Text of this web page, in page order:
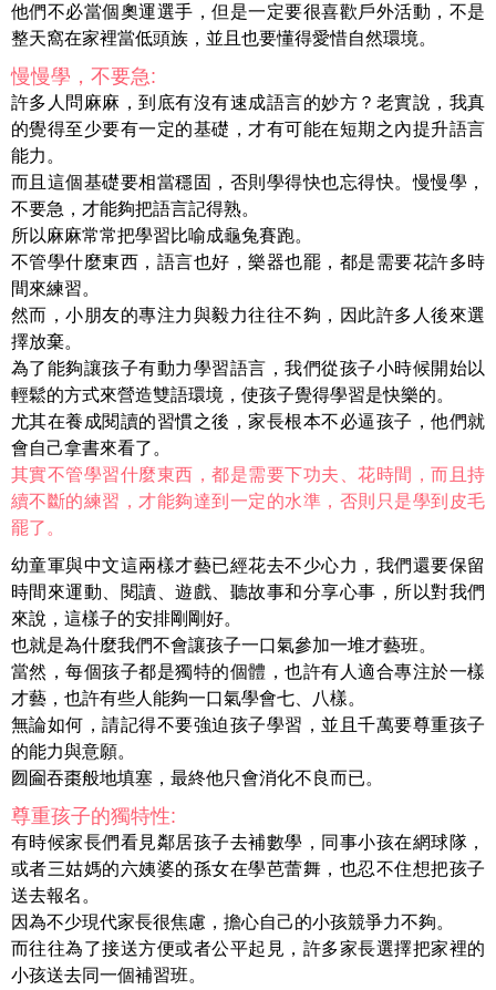
他們不必當個奧運選手，但是一定要很喜歡戶外活動，不是
整天窩在家裡當低頭族，並且也要懂得愛惜自然環境。
慢慢學，不要急:
許多人問麻麻，到底有沒有速成語言的妙方？老實說，我真
的覺得至少要有一定的基礎，才有可能在短期之內提升語言
能力。
而且這個基礎要相當穩固，否則學得快也忘得快。慢慢學，
不要急，才能夠把語言記得熟。
所以麻麻常常把學習比喻成龜兔賽跑。
不管學什麼東西，語言也好，樂器也罷，都是需要花許多時
間來練習。
然而，小朋友的專注力與毅力往往不夠，因此許多人後來選
擇放棄。
為了能夠讓孩子有動力學習語言，我們從孩子小時候開始以
輕鬆的方式來營造雙語環境，使孩子覺得學習是快樂的。
尤其在養成閱讀的習慣之後，家長根本不必逼孩子，他們就
會自己拿書來看了。
其實不管學習什麼東西，都是需要下功夫、花時間，而且持
續不斷的練習，才能夠達到一定的水準，否則只是學到皮毛
罷了。
幼童軍與中文這兩樣才藝已經花去不少心力，我們還要保留
時間來運動、閱讀、遊戲、聽故事和分享心事，所以對我們
來說，這樣子的安排剛剛好。
也就是為什麼我們不會讓孩子一口氣參加一堆才藝班。
當然，每個孩子都是獨特的個體，也許有人適合專注於一樣
才藝，也許有些人能夠一口氣學會七、八樣。
無論如何，請記得不要強迫孩子學習，並且千萬要尊重孩子
的能力與意願。
囫圇吞棗般地填塞，最終他只會消化不良而已。
尊重孩子的獨特性:
有時候家長們看見鄰居孩子去補數學，同事小孩在網球隊，
或者三姑媽的六姨婆的孫女在學芭蕾舞，也忍不住想把孩子
送去報名。
因為不少現代家長很焦慮，擔心自己的小孩競爭力不夠。
而往往為了接送方便或者公平起見，許多家長選擇把家裡的
小孩送去同一個補習班。